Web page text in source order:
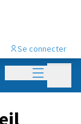
Menu
Se connecter